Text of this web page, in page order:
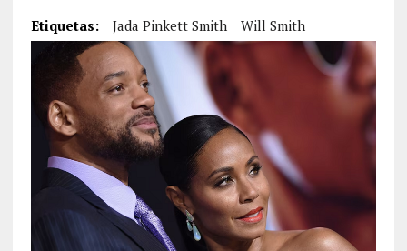
Etiquetas: Jada Pinkett Smith Will Smith